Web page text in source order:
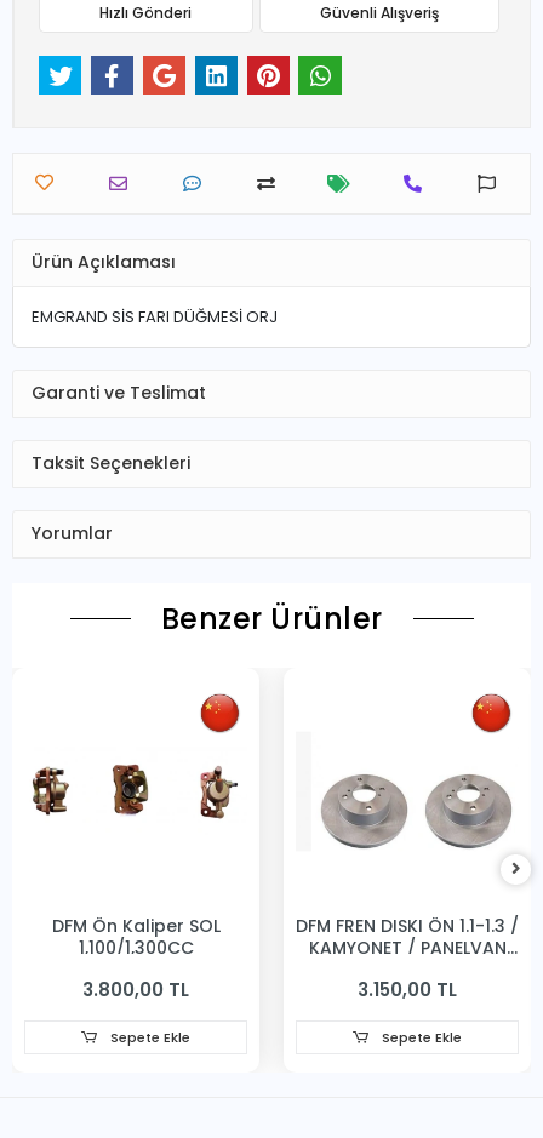
Hızlı Gönderi Güvenli Alışveriş
Ürün Açıklaması
EMGRAND SİS FARI DÜĞMESİ ORJ
Garanti ve Teslimat
Taksit Seçenekleri
Yorumlar
Benzer Ürünler
DFM Ön Kaliper SOL
1,100/1,300CC
3.800,00 TL
Sepete Ekle
DFM FREN DISKI ÖN 1.1-1.3 /
KAMYONET / PANELVAN
3.150,00 TL
Sepete Ekle